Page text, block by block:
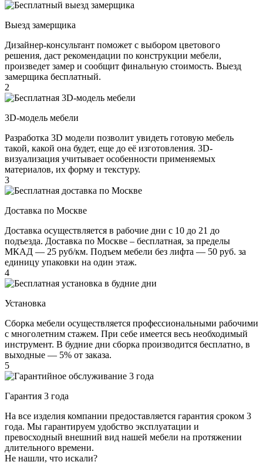
Выезд замерщика
Дизайнер-консультант поможет с выбором цветового
решения, даст рекомендации по конструкции мебели,
произведет замер и сообщит финальную стоимость. Выезд
замерщика бесплатный.
2
3D-модель мебели
Разработка 3D модели позволит увидеть готовую мебель
такой, какой она будет, еще до её изготовления. 3D-
визуализация учитывает особенности применяемых
материалов, их форму и текстуру.
3
Доставка по Москве
Доставка осуществляется в рабочие дни с 10 до 21 до
подъезда. Доставка по Москве – бесплатная, за пределы
МКАД — 25 руб/км. Подъем мебели без лифта — 50 руб. за
единицу упаковки на один этаж.
4
Установка
Сборка мебели осуществляется профессиональными рабочими
с многолетним стажем. При себе имеется весь необходимый
инструмент. В будние дни сборка производится бесплатно, в
выходные — 5% от заказа.
5
Гарантия 3 года
На все изделия компании предоставляется гарантия сроком 3
года. Мы гарантируем удобство эксплуатации и
превосходный внешний вид нашей мебели на протяжении
длительного времени.
Не нашли, что искали?